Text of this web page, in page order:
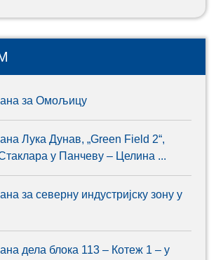
за Омољицу
Лука Дунав, „Green Field 2“,
у Панчеву – Целина ...
за северну индустријску зону у
дела блока 113 – Котеж 1 – у